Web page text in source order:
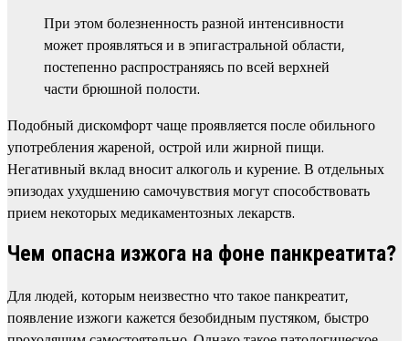
При этом болезненность разной интенсивности
может проявляться и в эпигастральной области,
постепенно распространяясь по всей верхней
части брюшной полости.
Подобный дискомфорт чаще проявляется после обильного
употребления жареной, острой или жирной пищи.
Негативный вклад вносит алкоголь и курение. В отдельных
эпизодах ухудшению самочувствия могут способствовать
прием некоторых медикаментозных лекарств.
Чем опасна изжога на фоне панкреатита?
Для людей, которым неизвестно что такое панкреатит,
появление изжоги кажется безобидным пустяком, быстро